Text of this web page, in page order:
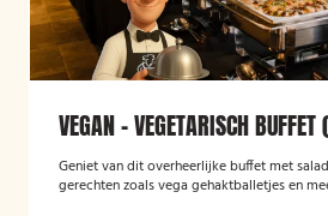
VEGAN - VEGETARISCH BUFFET
Geniet van dit overheerlijke buffet met
gerechten zoals vega gehaktballetjes en